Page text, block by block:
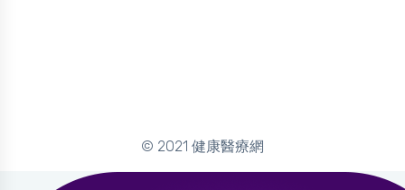
© 2021 健康醫療網